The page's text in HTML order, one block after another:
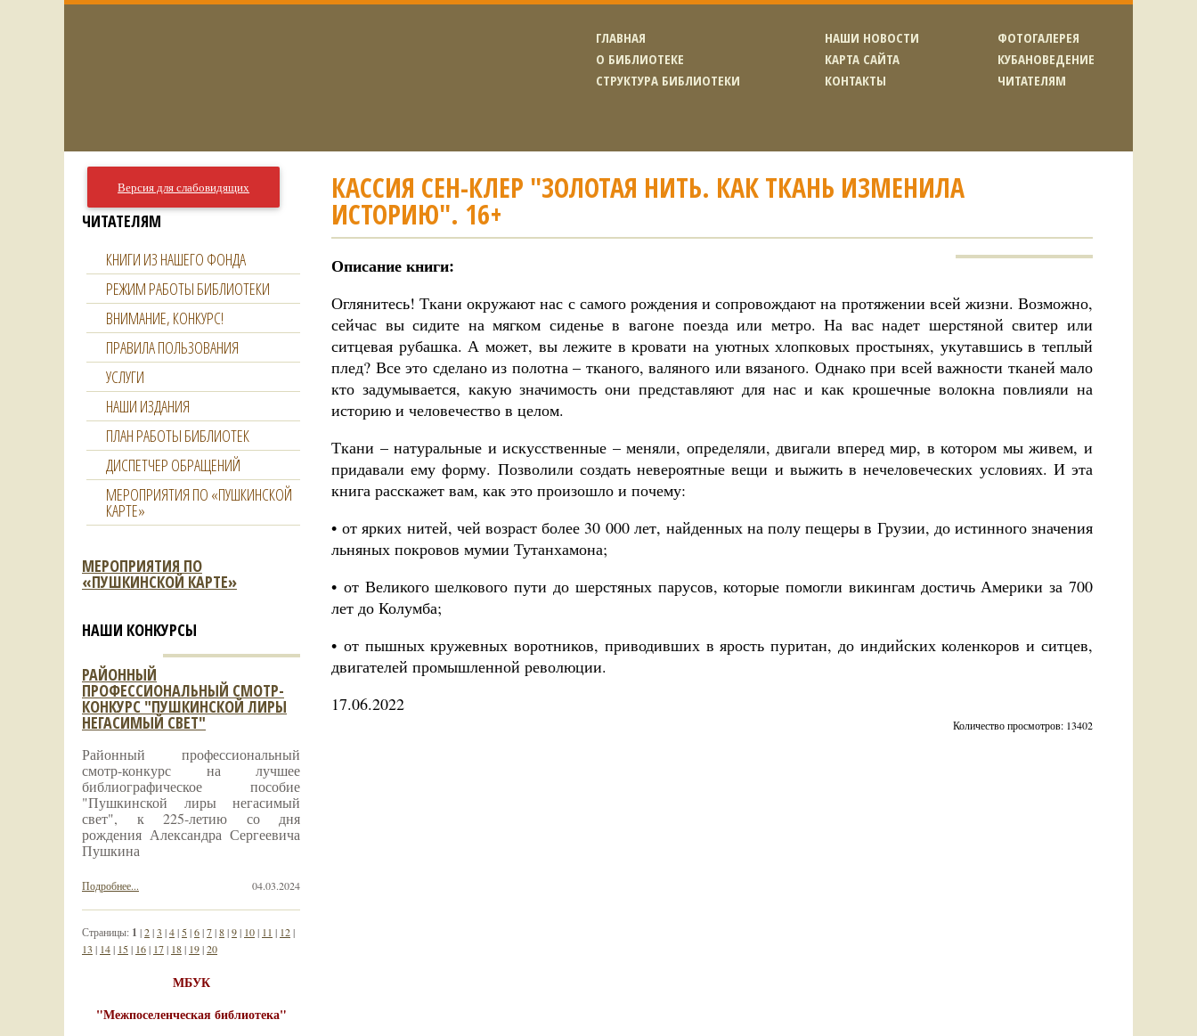
ГЛАВНАЯ
О БИБЛИОТЕКЕ
СТРУКТУРА БИБЛИОТЕКИ
НАШИ НОВОСТИ
КАРТА САЙТА
КОНТАКТЫ
ФОТОГАЛЕРЕЯ
КУБАНОВЕДЕНИЕ
ЧИТАТЕЛЯМ
КАССИЯ СЕН-КЛЕР "ЗОЛОТАЯ НИТЬ. КАК ТКАНЬ ИЗМЕНИЛА
ИСТОРИЮ". 16+
Описание книги:
Оглянитесь! Ткани окружают нас с самого рождения и сопровождают на протяжении всей жизни. Возможно,
сейчас вы сидите на мягком сиденье в вагоне поезда или метро. На вас надет шерстяной свитер или
ситцевая рубашка. А может, вы лежите в кровати на уютных хлопковых простынях, укутавшись в теплый
плед? Все это сделано из полотна – тканого, валяного или вязаного. Однако при всей важности тканей мало
кто задумывается, какую значимость они представляют для нас и как крошечные волокна повлияли на
историю и человечество в целом.
Ткани – натуральные и искусственные – меняли, определяли, двигали вперед мир, в котором мы живем, и
придавали ему форму. Позволили создать невероятные вещи и выжить в нечеловеческих условиях. И эта
книга расскажет вам, как это произошло и почему:
• от ярких нитей, чей возраст более 30 000 лет, найденных на полу пещеры в Грузии, до истинного значения
льняных покровов мумии Тутанхамона;
• от Великого шелкового пути до шерстяных парусов, которые помогли викингам достичь Америки за 700
лет до Колумба;
• от пышных кружевных воротников, приводивших в ярость пуритан, до индийских коленкоров и ситцев,
двигателей промышленной революции.
17.06.2022
Количество просмотров: 13402
Версия для слабовидящих
ЧИТАТЕЛЯМ
КНИГИ ИЗ НАШЕГО ФОНДА
РЕЖИМ РАБОТЫ БИБЛИОТЕКИ
ВНИМАНИЕ, КОНКУРС!
ПРАВИЛА ПОЛЬЗОВАНИЯ
УСЛУГИ
НАШИ ИЗДАНИЯ
ПЛАН РАБОТЫ БИБЛИОТЕК
ДИСПЕТЧЕР ОБРАЩЕНИЙ
МЕРОПРИЯТИЯ ПО «ПУШКИНСКОЙ
КАРТЕ»
МЕРОПРИЯТИЯ ПО
«ПУШКИНСКОЙ КАРТЕ»
НАШИ КОНКУРСЫ
РАЙОННЫЙ
ПРОФЕССИОНАЛЬНЫЙ СМОТР-
КОНКУРС "ПУШКИНСКОЙ ЛИРЫ
НЕГАСИМЫЙ СВЕТ"
Районный профессиональный
смотр-конкурс на лучшее
библиографическое пособие
"Пушкинской лиры негасимый
свет", к 225-летию со дня
рождения Александра Сергеевича
Пушкина
04.03.2024
Подробнее...
Страницы: 1 |2|3 |4| 5|6|7|8|9| 10| 11 | 12|
13 | 14| 15| 16| 17| 18| 19|20
МБУК
"Межпоселенческая библиотека"